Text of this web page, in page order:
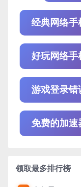
经典网络手
好玩网络手
游戏登录错
免费的加速
领取最多排行榜